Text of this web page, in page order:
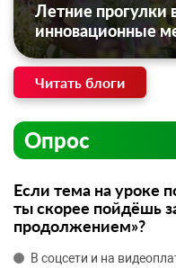
Летние прогулки
инновационные
Читать блоги
Опрос
Если тема на уроке
ты скорее пойдёшь
продолжением»?
В соцсети и на